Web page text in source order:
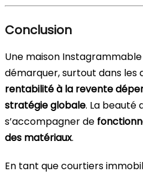
Conclusion
Une maison
démarquer, surtout dans les
rentabilité à la revente
stratégie globale. La beauté
s’accompagner de
des matériaux.
En tant que courtiers